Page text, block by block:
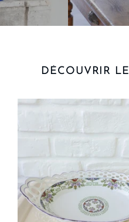
DÉCOUVRIR